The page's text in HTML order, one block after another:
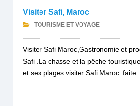
Visiter Safi, Maroc
TOURISME ET VOYAGE
Visiter Safi Maroc,Gastronomie et
Safi ,La chasse et la pêche
et ses plages visiter Safi Maroc, faite...